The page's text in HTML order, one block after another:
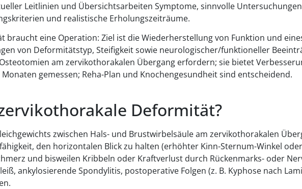
Leitlinien und Übersichtsarbeiten Symptome, sinnvolle
und realistische Erholungszeiträume.
braucht eine Operation: Ziel ist die Wiederherstellung von Funktion und
von Deformitätstyp, Steifigkeit sowie neurologischer/funktioneller
am zervikothorakalen Übergang erfordern; sie bietet
gemessen; Reha-Plan und Knochengesundheit sind entscheidend.
Deformität?
zwischen Hals- und Brustwirbelsäule am zervikothorakalen
den horizontalen Blick zu halten (erhöhter Kinn-Sternum-Winkel oder
und bisweilen Kribbeln oder Kraftverlust durch Rückenmarks- oder
ankylosierende Spondylitis, postoperative Folgen (z. B. Kyphose nach